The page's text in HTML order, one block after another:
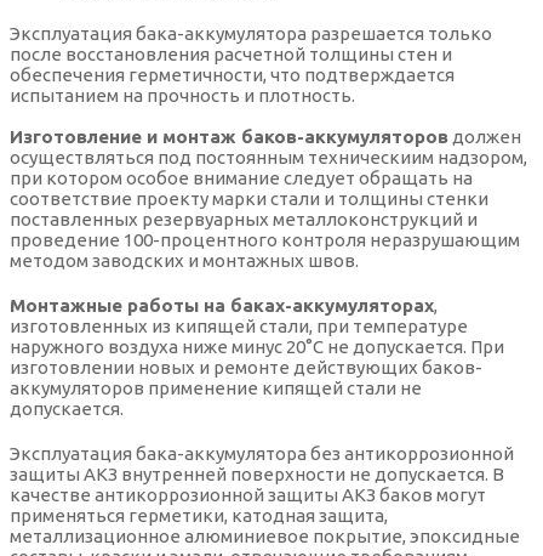
Эксплуатация бака-аккумулятора разрешается только
после восстановления расчетной толщины стен и
обеспечения герметичности, что подтверждается
испытанием на прочность и плотность.
Изготовление и монтаж баков-аккумуляторов должен
осуществляться под постоянным техническиим надзором,
при котором особое внимание следует обращать на
соответствие проекту марки стали и толщины стенки
поставленных резервуарных металлоконструкций и
проведение 100-процентного контроля неразрушающим
методом заводских и монтажных швов.
Монтажные работы на баках-аккумуляторах,
изготовленных из кипящей стали, при температуре
наружного воздуха ниже минус 20°С не допускается. При
изготовлении новых и ремонте действующих баков-
аккумуляторов применение кипящей стали не
допускается.
Эксплуатация бака-аккумулятора без антикоррозионной
защиты АКЗ внутренней поверхности не допускается. В
качестве антикоррозионной защиты АКЗ баков могут
применяться герметики, катодная защита,
металлизационное алюминиевое покрытие, эпоксидные